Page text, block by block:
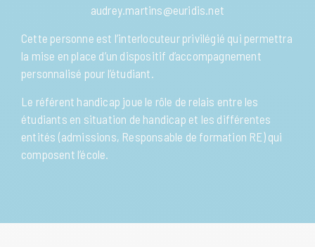
audrey.martins@euridis.net
Cette personne est l’interlocuteur privilégié qui permettra
la mise en place d’un dispositif d’accompagnement
personnalisé pour l’étudiant.
Le référent handicap joue le rôle de relais entre les
étudiants en situation de handicap et les différentes
entités (admissions, Responsable de formation RE) qui
composent l’école.